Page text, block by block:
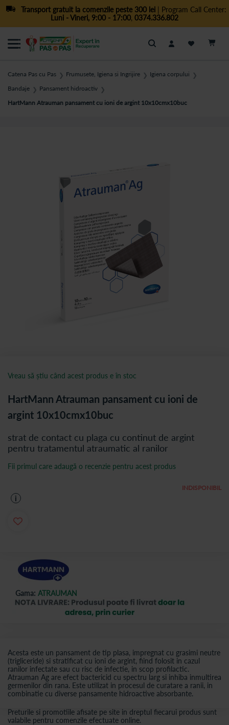
Transport gratuit la comenzile peste 300 lei| Program Call Center:
Luni - Vineri, 9:00 - 17:00, 0374.336.802
Cautare
Catena Pas cu Pas ❯ Frumusete, Igiena si Ingrijire ❯ Igiena corpului ❯
Bandaje ❯ Pansament hidroactiv ❯
HartMann Atrauman pansament cu ioni de argint 10x10cmx10buc
Gama: ATRAUMAN
Acesta este un pansament de tip plasa, impregnat cu grasimi neutre
(trigliceride) si stratificat cu ioni de argint, fiind folosit in cazul
ranilor infectate sau cu risc de infectie, in scop profilactic.
Atrauman Ag are efect bactericid cu spectru larg si inhiba inmultirea
germenilor din rana. Este utilizat in procesul de curatare a ranii, in
combinatie cu diverse pansamente hidroactive absorbante.
HartMann Atrauman pansament cu ioni de
argint 10x10cmx10buc
strat de contact cu plaga cu continut de argint
pentru tratamentul atraumatic al ranilor
INDISPONIBIL
Fii primul care adaugă o recenzie pentru acest produs
i
Vreau să știu când acest produs e în stoc
Preturile si promotiile afisate pe site in dreptul fiecarui produs sunt
valabile pentru comenzile efectuate online.